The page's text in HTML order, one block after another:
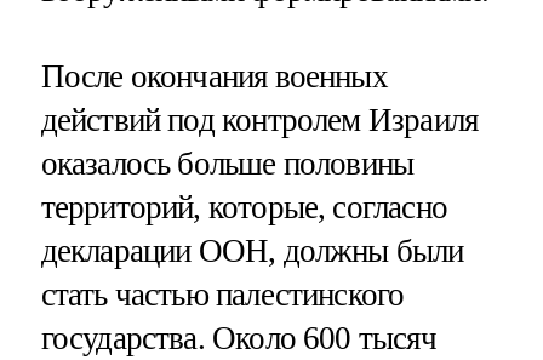
После окончания военных
действий под контролем Израиля
оказалось больше половины
территорий, которые, согласно
декларации ООН, должны были
стать частью палестинского
государства. Около 600 тысяч